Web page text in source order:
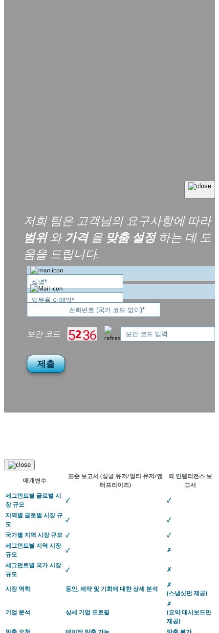
저희 팀은 고객님의 요구사항에 따라
범위와가격을 맞춤 설정하는 데 도
움을 드립니다.
보안 코드
제출
매개변수
표준 보고서 (싱글 유저/멀티 유저/엔
터프라이즈)
퀵 인텔리전스 보
고서
세그먼트별 글로벌 시
장 규모
✓
✓
지역별 글로벌 시장 규
모
✓
✓
국가별 지역 시장 규모 ✓
✓
세그먼트별 지역 시장
규모
✓
✗
세그먼트별 국가 시장
규모
✓ ✗
시장 역학 동인, 제약 및 기회에 대한 상세 분석
✗
(스냅샷만 제공)
기업 분석 상세 기업 프로필
✗
(요약 대시보드만
제공)